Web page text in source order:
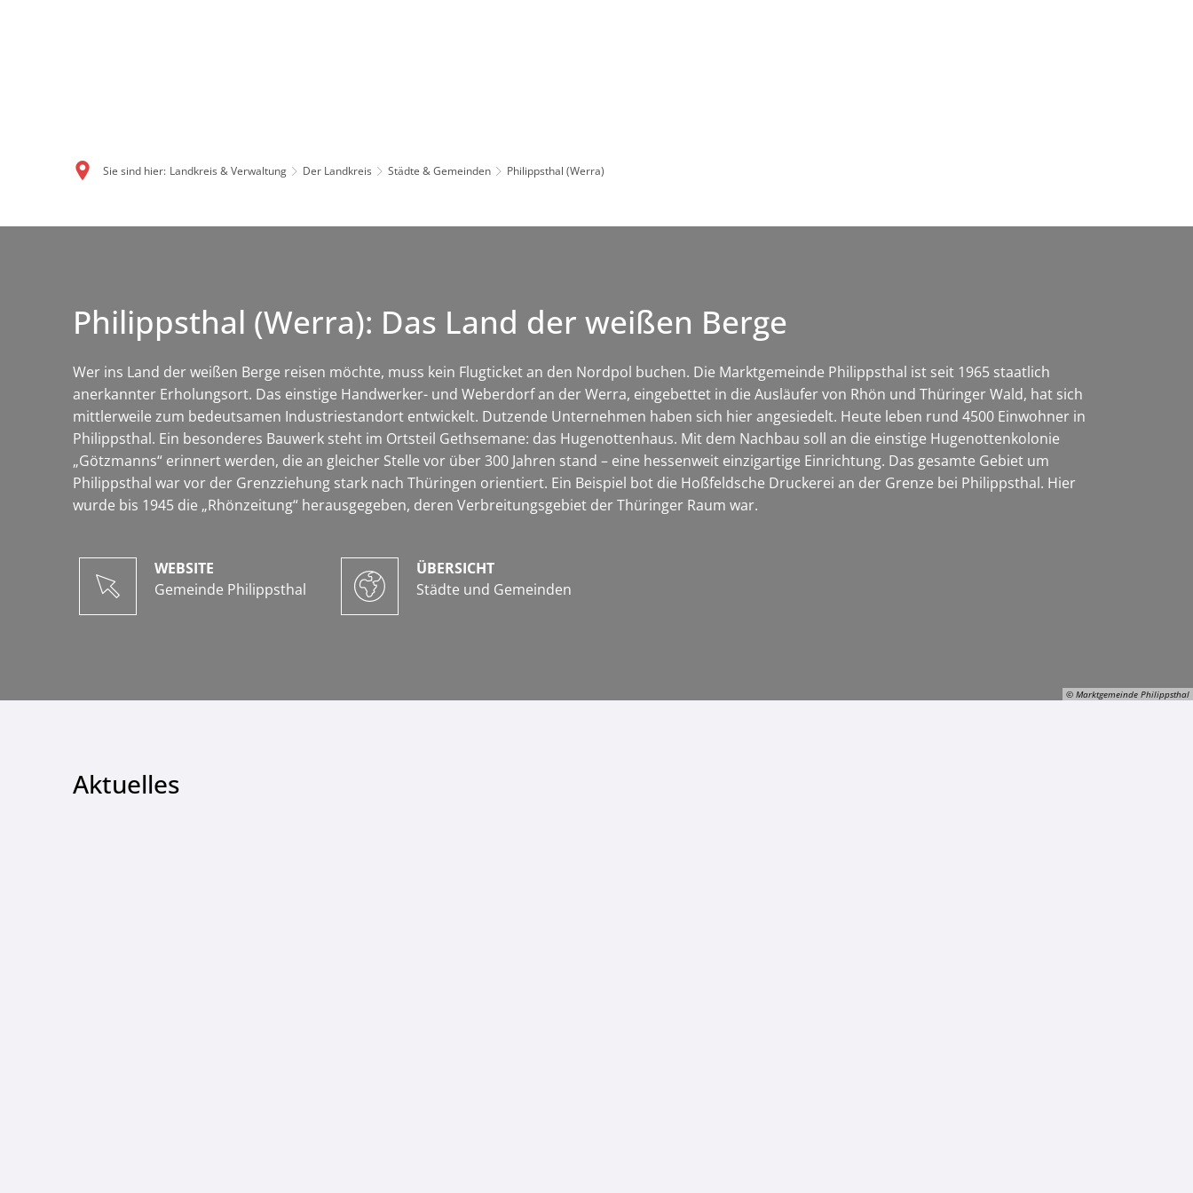
Sie sind hier: Landkreis & Verwaltung Der Landkreis Städte & Gemeinden Philippsthal (Werra)
© Marktgemeinde Philippsthal
Philippsthal (Werra): Das Land der weißen Berge
Wer ins Land der weißen Berge reisen möchte, muss kein Flugticket an den Nordpol buchen. Die Marktgemeinde Philippsthal ist seit 1965 staatlich
anerkannter Erholungsort. Das einstige Handwerker- und Weberdorf an der Werra, eingebettet in die Ausläufer von Rhön und Thüringer Wald, hat sich
mittlerweile zum bedeutsamen Industriestandort entwickelt. Dutzende Unternehmen haben sich hier angesiedelt. Heute leben rund 4500 Einwohner in
Philippsthal. Ein besonderes Bauwerk steht im Ortsteil Gethsemane: das Hugenottenhaus. Mit dem Nachbau soll an die einstige Hugenottenkolonie
„Götzmanns“ erinnert werden, die an gleicher Stelle vor über 300 Jahren stand – eine hessenweit einzigartige Einrichtung. Das gesamte Gebiet um
Philippsthal war vor der Grenzziehung stark nach Thüringen orientiert. Ein Beispiel bot die Hoßfeldsche Druckerei an der Grenze bei Philippsthal. Hier
wurde bis 1945 die „Rhönzeitung“ herausgegeben, deren Verbreitungsgebiet der Thüringer Raum war.
WEBSITE
Gemeinde Philippsthal
ÜBERSICHT
Städte und Gemeinden
Aktuelles